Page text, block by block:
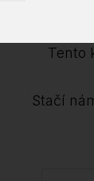
Tento
Stačí